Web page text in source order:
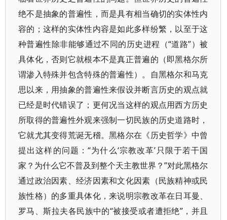
绝不是抽象的普遍性，而是具有相当确切的实体性内
容的；这样的实体性内容是如此多样纷繁，以至于这
种普遍性除非能够通过不同的历史进程（“道路”）被
具体化，否则它就根本不是真正普遍的（即黑格尔所
谓渗入特殊并包含特殊的普遍性）。自黑格尔和马克
思以来，用抽象的普遍性来假设并断言历史的观点就
已经是时代错误了；更何况当这样的观点用西方历史
所取得的普遍性外观来强制一切民族的历史道路时，
它就尤其变得荒诞无稽。黑格尔在《历史哲学》中曾
提出这样的问题：“为什么‘宗教改革’只限于若干国
家？为什么它不普及到整个天主教世界？”对此黑格尔
通过政治因素、经济因素和文化因素（民族精神或民
族性格）的多重具体化，来说明宗教改革在日耳曼、
罗马、斯拉夫各民族中的“被接受或者遭拒绝”，并且